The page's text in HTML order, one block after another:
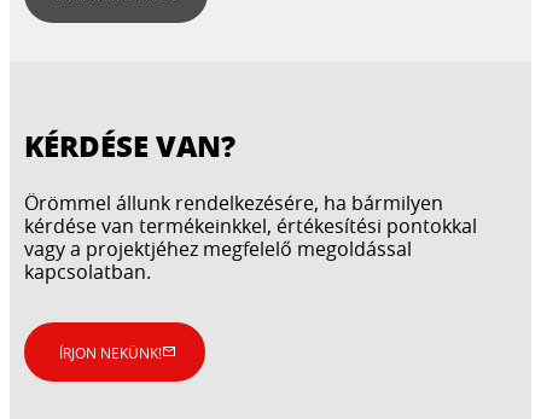
KÉRDÉSE VAN?
Örömmel állunk rendelkezésére, ha bármilyen
kérdése van termékeinkkel, értékesítési pontokkal
vagy a projektjéhez megfelelő megoldással
kapcsolatban.
ÍRJON NEKÜNK!